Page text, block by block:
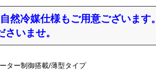
冷媒仕様もご用意ございます。
いませ。
ター制御搭載/薄型タイプ